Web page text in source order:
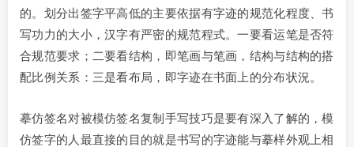
的。划分出签字平高低的主要依据有字迹的规范化程度、书
写功力的大小，汉字有严密的规范程式。一要看运笔是否符
合规范要求；二要看结构，即笔画与笔画，结构与结构的搭
配比例关系：三是看布局，即字迹在书面上的分布状況。
摹仿签名对被模仿签名复制手写技巧是要有深入了解的，模
仿签字的人最直接的目的就是书写的字迹能与摹样外观上相